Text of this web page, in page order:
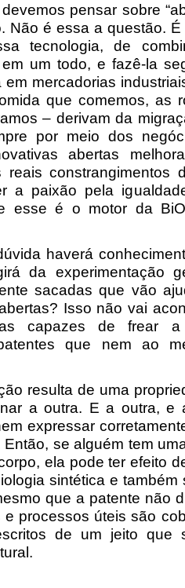
pensar sobre
Não é essa a questão.
tecnologia, de
um todo, e fazê-la
em mercadorias
que comemos, as
– derivam da
por meio dos
abertas
reais constrangimentos
a paixão pela
esse é o motor da
haverá
da experimentação
sacadas que vão
Isso não vai
capazes de frear
que nem ao
resulta de uma
a outra. E a outra,
expressar
Então, se alguém tem
ela pode ter efeito
sintética e
que a patente não
e processos úteis são
de um jeito que